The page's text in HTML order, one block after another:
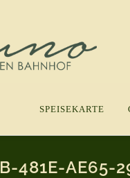
SPEISEKARTE
481E-AE65-